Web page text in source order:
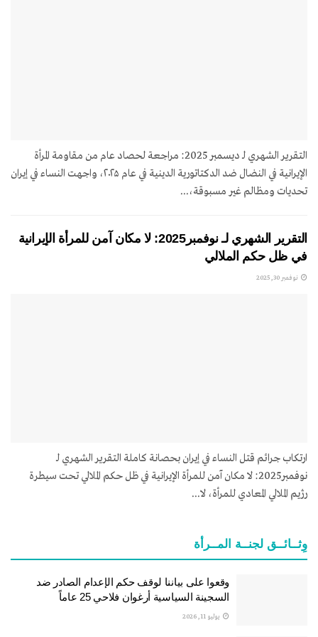
التقرير الشهري لـ ديسمبر 2025: مراجعة لحصاد عام من مقاومة المرأة
الإيرانية في النضال ضد الدكتاتورية الدينية في عام ۲۰۲۵، واجهت النساء في إيران
تحديات ومظالم غير مسبوقة،...
التقرير الشهري لـ نوفمبر2025: لا مکان آمن للمرأة الإيرانية
في ظل حكم الملالي
نوفمبر 30, 2025
ارتكاب جرائم قتل النساء في إيران بحصانة كاملة التقرير الشهري لـ
نوفمبر2025: لا مکان آمن للمرأة الإيرانية في ظل حكم الملالي تحت سيطرة
رژیم الملالي المعادي للمرأة، لا...
وِثــائــق لجنــة المــرأة
وقعوا على بياننا لوقف حكم الإعدام الصادر ضد
السجينة السياسية أرغوان فلاحي 25 عاماً
يوليو 11, 2026